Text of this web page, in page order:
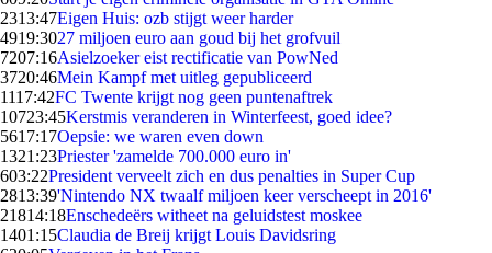
2313:47Eigen Huis: ozb stijgt weer harder
4919:3027 miljoen euro aan goud bij het grofvuil
7207:16Asielzoeker eist rectificatie van PowNed
3720:46Mein Kampf met uitleg gepubliceerd
1117:42FC Twente krijgt nog geen puntenaftrek
10723:45Kerstmis veranderen in Winterfeest, goed idee?
5617:17Oepsie: we waren even down
1321:23Priester 'zamelde 700.000 euro in'
603:22President verveelt zich en dus penalties in Super Cup
2813:39'Nintendo NX twaalf miljoen keer verscheept in 2016'
21814:18Enschedeërs witheet na geluidstest moskee
1401:15Claudia de Breij krijgt Louis Davidsring